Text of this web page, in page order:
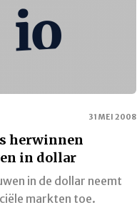
31 MEI 2008
herwinnen
in dollar
in de dollar neemt
markten toe.